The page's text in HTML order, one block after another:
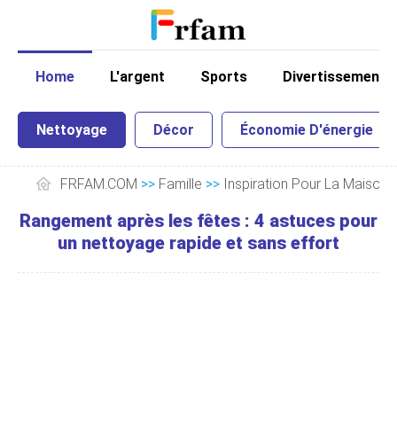
Home L'argent Sports Divertissement
Nettoyage Décor Économie D'énergie
FRFAM.COM >> Famille >> Inspiration Pour La Maison
Rangement après les fêtes : 4 astuces pour
un nettoyage rapide et sans effort